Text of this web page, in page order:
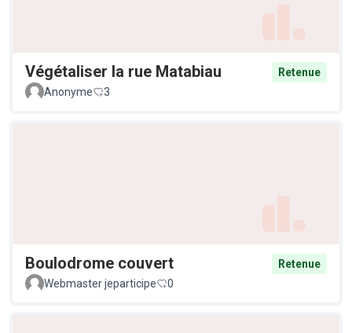
Végétaliser la rue Matabiau
Retenue
Anonyme
3
Boulodrome couvert
Retenue
Webmaster jeparticipe
0